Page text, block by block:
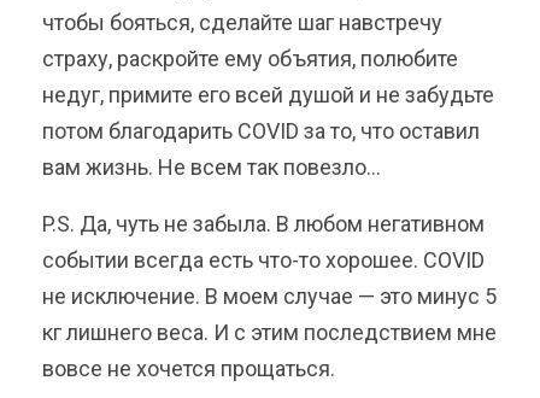
чтобы бояться, сделайте шаг навстречу
страху, раскройте ему объятия, полюбите
недуг, примите его всей душой и не забудьте
потом благодарить COVID за то, что оставил
вам жизнь. Не всем так повезло…
P.S. Да, чуть не забыла. В любом негативном
событии всегда есть что-то хорошее. COVID
не исключение. В моем случае — это минус 5
кг лишнего веса. И с этим последствием мне
вовсе не хочется прощаться.